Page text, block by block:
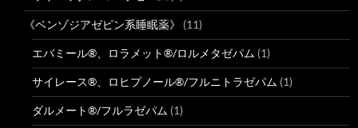
《ベンゾジアゼピン系睡眠薬》 (11)
エバミール®、ロラメット®/ロルメタゼパム (1)
サイレース®、ロヒプノール®/フルニトラゼパム (1)
ダルメート®/フルラゼパム (1)